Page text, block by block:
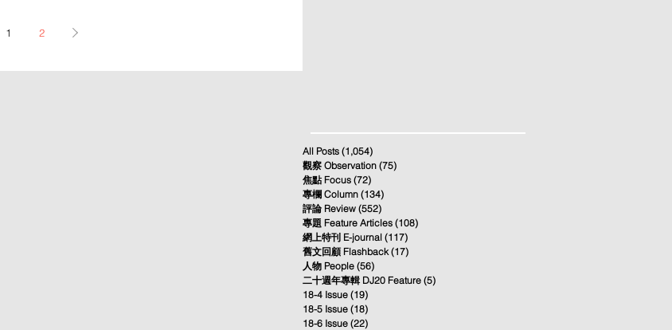
1
2
All Posts (1,054)
觀察 Observation (75)
焦點 Focus (72)
專欄 Column (134)
評論 Review (552)
專題 Feature Articles (108)
網上特刊 E-journal (117)
舊文回顧 Flashback (17)
人物 People (56)
二十週年專輯 DJ20 Feature (5)
18-4 Issue (19)
18-5 Issue (18)
18-6 Issue (22)